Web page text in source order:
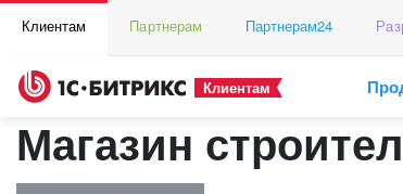
Клиентам Партнерам Партнерам24
Клиентам
Магазин